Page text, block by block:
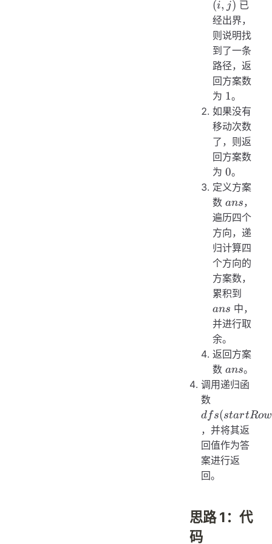
j)
(i, j) 已
经出界，
则说明找
到了一条
路径，返
回方案数
为 1
1。
如果没有
移动次数
了，则返
回方案数
为0
0。
定义方案
数ans
ans，
遍历四个
方向，递
归计算四
个方向的
方案数，
累积到
ans 中，
并进行取
余。
返回方案
数ans
ans。
调用递归函
数
maxMove)
dfs(startRow
，并将其返
回值作为答
案进行返
回。
思路 1：代
码